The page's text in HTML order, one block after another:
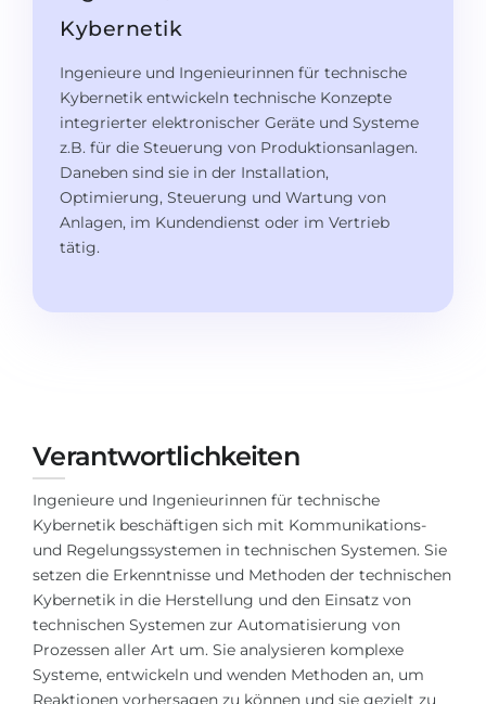
Studienkollegs
Studienkolleg-Kurse
Freshman / Foundation
Studienvorbereitung
Vorbereitung aufs Studienkolleg
Bundesländer
Städte
BERUFE
Berufe
Studienfächer
Beispiel-Stellenangebote
Master
Zweitstudium
BEWERBEN NACH …
11-jähriger Schule
12-jähriger Schule (NIS)
Bachelorabschluss
Masterabschluss
BEWERBEN FÜR FACHRICHTUNG …
Medizin
Ingenieurwesen
Physik
Management
Kybernetik
Ingenieure und Ingenieurinnen für technische
Kybernetik entwickeln technische Konzepte
integrierter elektronischer Geräte und Systeme
z.B. für die Steuerung von Produktionsanlagen.
Daneben sind sie in der Installation,
Optimierung, Steuerung und Wartung von
Anlagen, im Kundendienst oder im Vertrieb
tätig.
Verantwortlichkeiten
Ingenieure und Ingenieurinnen für technische
Kybernetik beschäftigen sich mit Kommunikations-
und Regelungssystemen in technischen Systemen. Sie
setzen die Erkenntnisse und Methoden der technischen
Kybernetik in die Herstellung und den Einsatz von
technischen Systemen zur Automatisierung von
Prozessen aller Art um. Sie analysieren komplexe
Systeme, entwickeln und wenden Methoden an, um
Reaktionen vorhersagen zu können und sie gezielt zu